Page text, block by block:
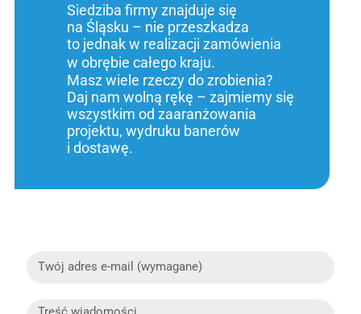
Siedziba firmy znajduje się
na Śląsku – nie przeszkadza
to jednak w realizacji zamówienia
w obrębie całego kraju.
Masz wiele rzeczy do zrobienia?
Daj nam wolną rękę – zajmiemy się
wszystkim od zaaranżowania
projektu, wydruku banerów
i dostawę.